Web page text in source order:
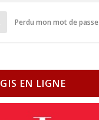
Perdu mon mot de passe
EN LIGNE